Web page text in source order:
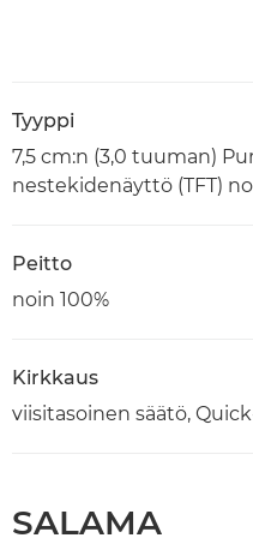
Tyyppi
7,5 cm:n (3,0 tuuman)
nestekidenäyttö (TFT)
Peitto
noin 100%
Kirkkaus
viisitasoinen säätö,
SALAMA